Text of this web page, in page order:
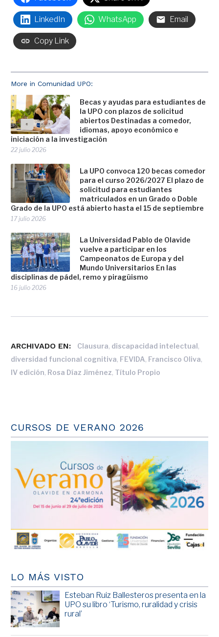
More in Comunidad UPO:
Becas y ayudas para estudiantes de
la UPO con plazos de solicitud
abiertos Destinadas a comedor,
idiomas, apoyo económico e
iniciación a la investigación
22 julio 2026
La UPO convoca 120 becas comedor
para el curso 2026/2027 El plazo de
solicitud para estudiantes
matriculados en un Grado o Doble
Grado de la UPO está abierto hasta el 15 de septiembre
17 julio 2026
La Universidad Pablo de Olavide
vuelve a participar en los
Campeonatos de Europa y del
Mundo Universitarios En las
disciplinas de pádel, remo y piragüismo
16 julio 2026
LinkedIn WhatsApp Email
Copy Link
ARCHIVADO EN: Clausura, discapacidad intelectual,
diversidad funcional cognitiva, FEVIDA, Francisco Oliva,
IV edición, Rosa Díaz Jiménez, Título Propio
CURSOS DE VERANO 2026
LO MÁS VISTO
Esteban Ruiz Ballesteros presenta en la
UPO su libro ‘Turismo, ruralidad y crisis
rural’